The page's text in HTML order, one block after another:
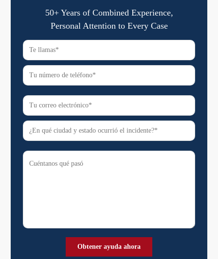
50+ Years of Combined Experience,
Personal Attention to Every Case